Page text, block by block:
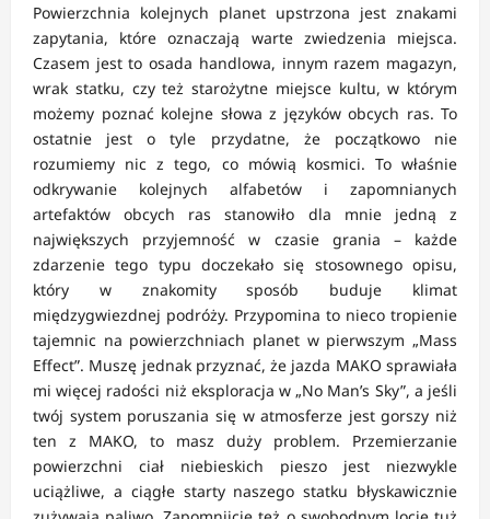
Powierzchnia kolejnych planet upstrzona jest znakami
zapytania, które oznaczają warte zwiedzenia miejsca.
Czasem jest to osada handlowa, innym razem magazyn,
wrak statku, czy też starożytne miejsce kultu, w którym
możemy poznać kolejne słowa z języków obcych ras. To
ostatnie jest o tyle przydatne, że początkowo nie
rozumiemy nic z tego, co mówią kosmici. To właśnie
odkrywanie kolejnych alfabetów i zapomnianych
artefaktów obcych ras stanowiło dla mnie jedną z
największych przyjemność w czasie grania – każde
zdarzenie tego typu doczekało się stosownego opisu,
który w znakomity sposób buduje klimat
międzygwiezdnej podróży. Przypomina to nieco tropienie
tajemnic na powierzchniach planet w pierwszym „Mass
Effect”. Muszę jednak przyznać, że jazda MAKO sprawiała
mi więcej radości niż eksploracja w „No Man’s Sky”, a jeśli
twój system poruszania się w atmosferze jest gorszy niż
ten z MAKO, to masz duży problem. Przemierzanie
powierzchni ciał niebieskich pieszo jest niezwykle
uciążliwe, a ciągłe starty naszego statku błyskawicznie